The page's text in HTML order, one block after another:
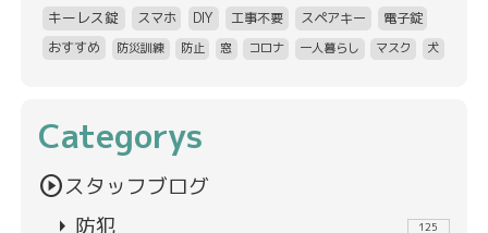
キーレス錠 スマホ DIY 工事不要 スペアキー
電子錠
おすすめ
防災訓練 防止 窓 コロナ 一人暮らし マスク 犬
Categorys
play_circleスタッフブログ
arrow_right 防犯 125